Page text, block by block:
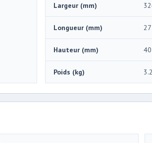
Largeur (mm)
Longueur (mm)
Hauteur (mm) 40
Poids (kg) 3.2